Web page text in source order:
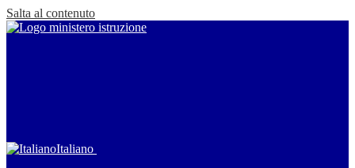
Salta al contenuto
Italiano